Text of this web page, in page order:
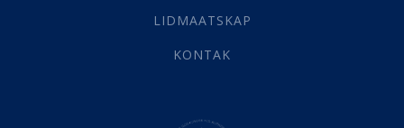
Werk(22)
(142)
LIDMAATSKAP
KONTAK